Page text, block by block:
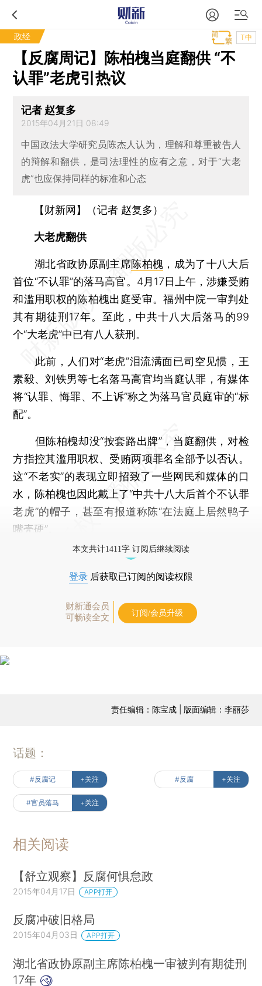
政经 T中
【反腐周记】陈柏槐当庭翻供 “不
认罪”老虎引热议
记者 赵复多
2015年04月21日 08:49
中国政法大学研究员陈杰人认为，理解和尊重被告人
的辩解和翻供，是司法理性的应有之意，对于“大老
虎”也应保持同样的标准和心态
【财新网】（记者 赵复多）
大老虎翻供
湖北省政协原副主席陈柏槐 ，成为了十八大后
首位“不认罪”的落马高官。4月17日上午，涉嫌受贿
和滥用职权的陈柏槐出庭受审。福州中院一审判处
其有期徒刑17年。至此，中共十八大后落马的99
个“大老虎”中已有八人获刑。
此前，人们对“老虎”泪流满面已司空见惯，王
素毅、刘铁男等七名落马高官均当庭认罪，有媒体
将“认罪、悔罪、不上诉”称之为落马官员庭审的“标
配”。
但陈柏槐却没“按套路出牌”，当庭翻供，对检
方指控其滥用职权、受贿两项罪名全部予以否认。
这“不老实”的表现立即招致了一些网民和媒体的口
水，陈柏槐也因此戴上了“中共十八大后首个不认罪
老虎”的帽子，甚至有报道称陈“在法庭上居然鸭子
嘴壳硬”。
本文共计1411字 订阅后继续阅读
登录 后获取已订阅的阅读权限
财新通会员
可畅读全文
订阅/会员升级
责任编辑：陈宝成 | 版面编辑：李丽莎
话题：
#反腐记 +关注 #反腐 +关注
#官员落马 +关注
相关阅读
【舒立观察】反腐何惧怠政
2015年04月17日 APP打开
反腐冲破旧格局
2015年04月03日 APP打开
湖北省政协原副主席陈柏槐一审被判有期徒刑
17年